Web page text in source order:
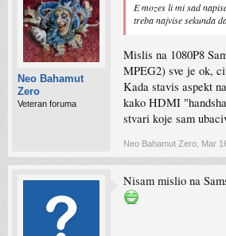
Neo Bahamut
Zero
Veteran foruma
E mozes li mi sad
treba najvise sekunda
Mislis na 1080P8
MPEG2) sve je ok,
Kada stavis aspekt
kako HDMI
stvari koje sam
Neo Bahamut Zero Mar
Nisam mislio na